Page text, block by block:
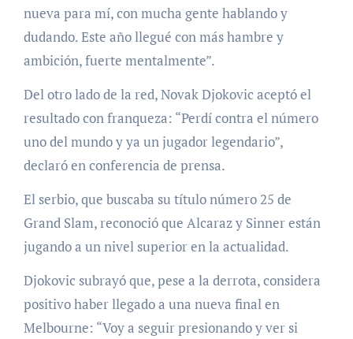
nueva para mí, con mucha gente hablando y
dudando. Este año llegué con más hambre y
ambición, fuerte mentalmente”.
Del otro lado de la red, Novak Djokovic aceptó el
resultado con franqueza: “Perdí contra el número
uno del mundo y ya un jugador legendario”,
declaró en conferencia de prensa.
El serbio, que buscaba su título número 25 de
Grand Slam, reconoció que Alcaraz y Sinner están
jugando a un nivel superior en la actualidad.
Djokovic subrayó que, pese a la derrota, considera
positivo haber llegado a una nueva final en
Melbourne: “Voy a seguir presionando y ver si